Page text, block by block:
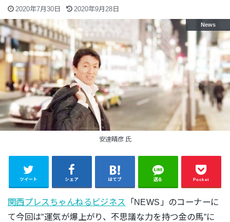
2020年7月30日 2020年9月28日
安達晴彦 氏
News
ツイート シェア はてブ 送る Pocket
関西プレスちゃんねるビジネス
「NEWS」のコーナーに
て今回は”運気が爆上がり、不思議な力を持つ金の馬”に